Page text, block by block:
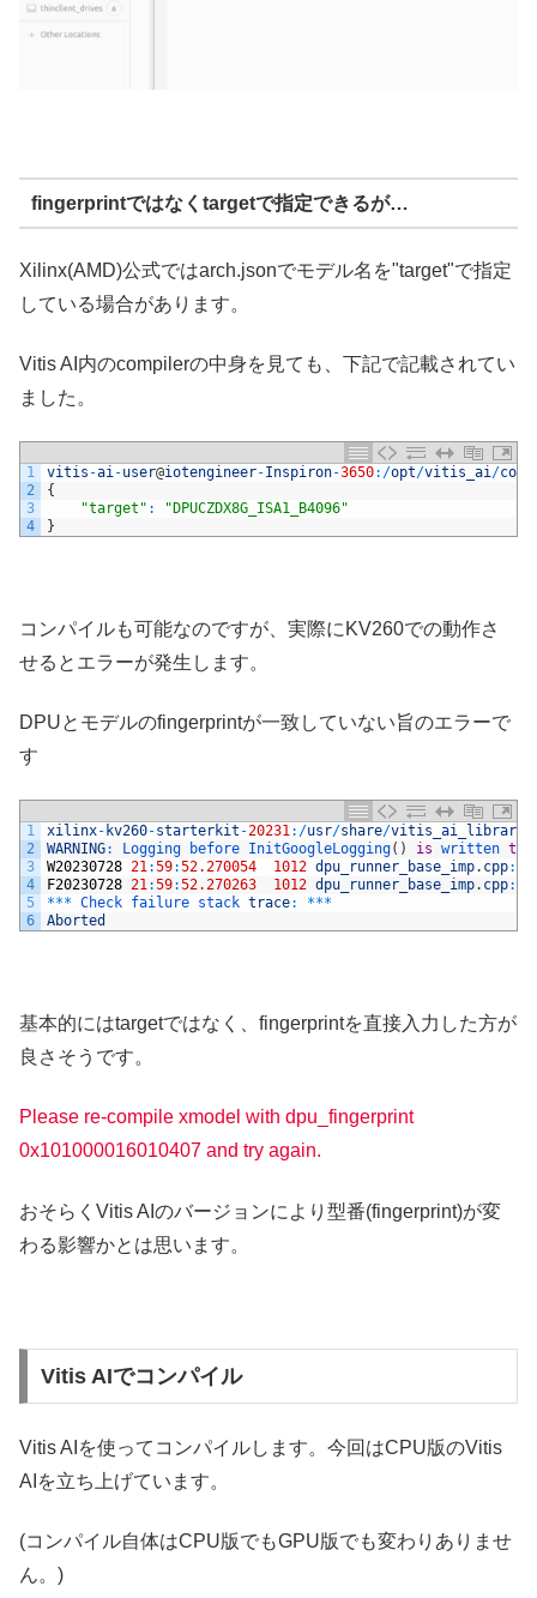
fingerprintではなくtargetで指定できるが…
Xilinx(AMD)公式ではarch.jsonでモデル名を"target"で指定
している場合があります。
Vitis AI内のcompilerの中身を見ても、下記で記載されてい
ました。
1
2
3
4
vitis -ai-user@iotengineer-Inspiron-3650: /opt/vitis_ai/
{
"target" :
"DPUCZDX8G_ISA1_B4096"
}
コンパイルも可能なのですが、実際にKV260での動作さ
せるとエラーが発生します。
DPUとモデルのfingerprintが一致していない旨のエラーで
す
1
2
3
4
5
6
xilinx- kv260-starterkit -20231: /usr/share/vitis_ai_library
WARNING: Logging before InitGoogleLogging( ) is written to
W20230728 21:59:52.270054 1012 dpu_runner_base_imp. cpp:
F20230728 21:59:52.270263 1012 dpu_runner_base_imp. cpp:
*** Check failure stack trace: ***
Aborted
基本的にはtargetではなく、fingerprintを直接入力した方が
良さそうです。
Please re-compile xmodel with dpu_fingerprint
0x101000016010407 and try again.
おそらくVitis AIのバージョンにより型番(fingerprint)が変
わる影響かとは思います。
Vitis AIでコンパイル
Vitis AIを使ってコンパイルします。今回はCPU版のVitis
AIを立ち上げています。
(コンパイル自体はCPU版でもGPU版でも変わりありませ
ん。)